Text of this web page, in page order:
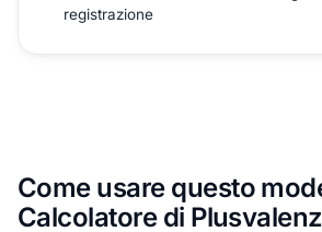
registrazione
Come usare questo
Calcolatore di